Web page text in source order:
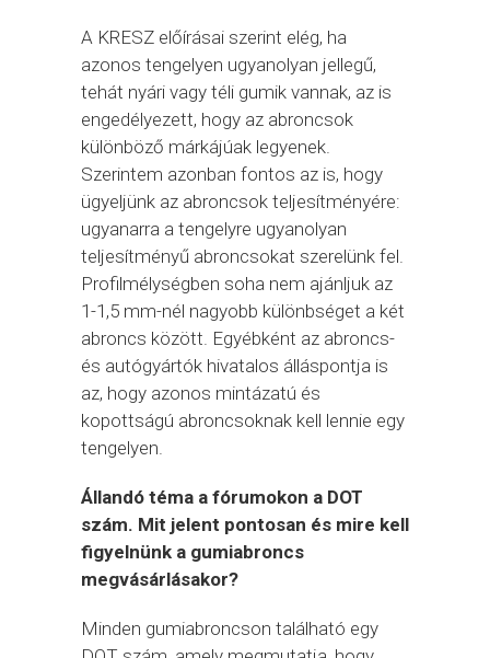
A KRESZ előírásai szerint elég, ha
azonos tengelyen ugyanolyan jellegű,
tehát nyári vagy téli gumik vannak, az is
engedélyezett, hogy az abroncsok
különböző márkájúak legyenek.
Szerintem azonban fontos az is, hogy
ügyeljünk az abroncsok teljesítményére:
ugyanarra a tengelyre ugyanolyan
teljesítményű abroncsokat szerelünk fel.
Profilmélységben soha nem ajánljuk az
1-1,5 mm-nél nagyobb különbséget a két
abroncs között. Egyébként az abroncs-
és autógyártók hivatalos álláspontja is
az, hogy azonos mintázatú és
kopottságú abroncsoknak kell lennie egy
tengelyen.
Állandó téma a fórumokon a DOT
szám. Mit jelent pontosan és mire kell
figyelnünk a gumiabroncs
megvásárlásakor?
Minden gumiabroncson található egy